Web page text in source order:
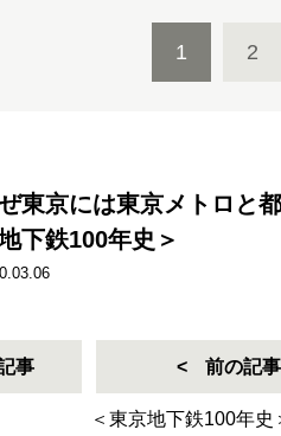
1 2
東京には東京メトロと
下鉄100年史＞
事 前の記事
＜東京地下鉄100年史